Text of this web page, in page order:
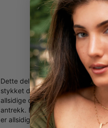
Dette delikate Blomstrende
stykket det perfekte
allsidige design passer godt
antrekk. Enten du vil vise frem
er allsidige, og komplementerer